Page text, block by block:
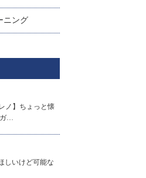
ニング
ノ】ちょっと懐
ガ…
しいけど可能な